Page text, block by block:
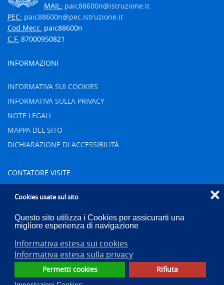
Cookies usate sul sito
Questo sito utilizza i Cookies per assicurarti una
migliore esperienza di navigazione
Informativa estesa sui cookies
Informativa estesa sulla privacy
Permetti cookies Rifiuta
❌
MAIL: paic88600n@istruzione.it
PEC: paic88600n@pec.istruzione.it
Cod.Mecc. paic88600n
C.F. 87000950821
INFORMAZIONI
INFORMATIVA SUI COOKIES
INFORMATIVA SULLA PRIVACY
NOTE LEGALI
MAPPA DEL SITO
DICHIARAZIONE DI ACCESSIBILITÀ
CONTATORE VISITE
Oggi
68
Settimana
Mese
Totale